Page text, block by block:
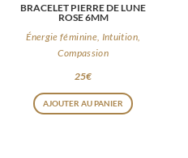
BRACELET PIERRE DE LUNE
ROSE 6MM
Énergie féminine, Intuition,
Compassion
25€
AJOUTER AU PANIER